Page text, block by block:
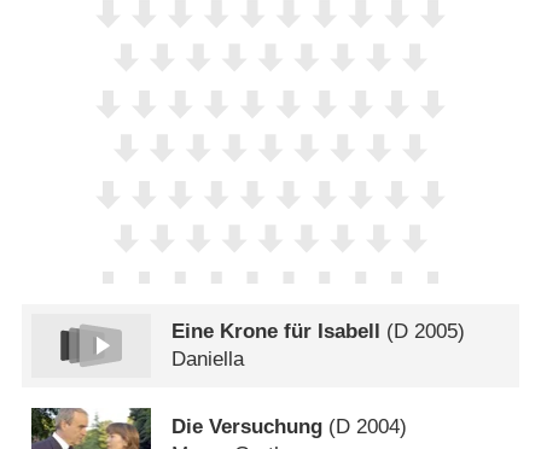
Eine Krone für Isabell (D 2005)
Daniella
Die Versuchung (D 2004)